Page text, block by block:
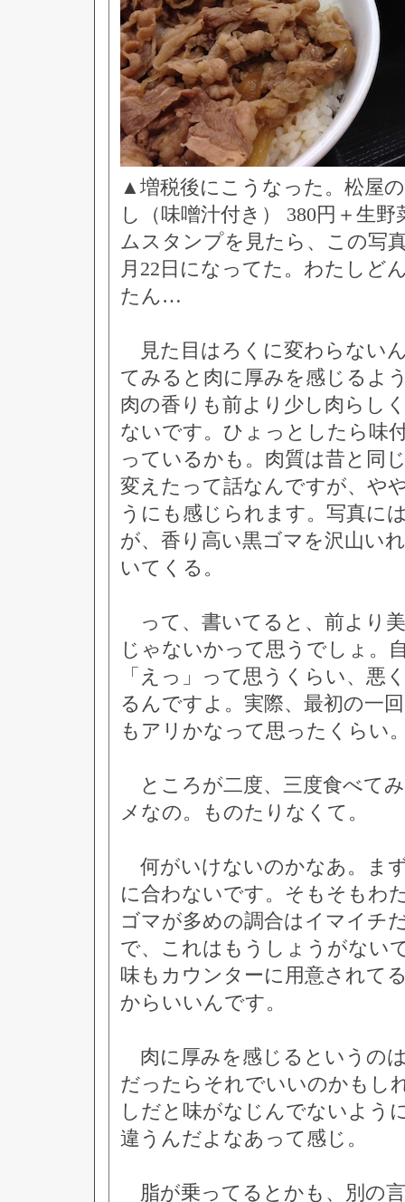
▲増税後にこうなった。松屋
し（味噌汁付き） 380円＋生
ムスタンプを見たら、この写
月22日になってた。わたしど
たん…
見た目はろくに変わらない
てみると肉に厚みを感じるよ
肉の香りも前より少し肉らし
ないです。ひょっとしたら味
っているかも。肉質は昔と同
変えたって話なんですが、や
うにも感じられます。写真に
が、香り高い黒ゴマを沢山い
いてくる。
って、書いてると、前より
じゃないかって思うでしょ。
「えっ」って思うくらい、悪
るんですよ。実際、最初の一
もアリかなって思ったくらい
ところが二度、三度食べて
メなの。ものたりなくて。
何がいけないのかなあ。ま
に合わないです。そもそもわ
ゴマが多めの調合はイマイチ
で、これはもうしょうがない
味もカウンターに用意されて
からいいんです。
肉に厚みを感じるというの
だったらそれでいいのかもし
しだと味がなじんでないよう
違うんだよなあって感じ。
脂が乗ってるとかも、別の